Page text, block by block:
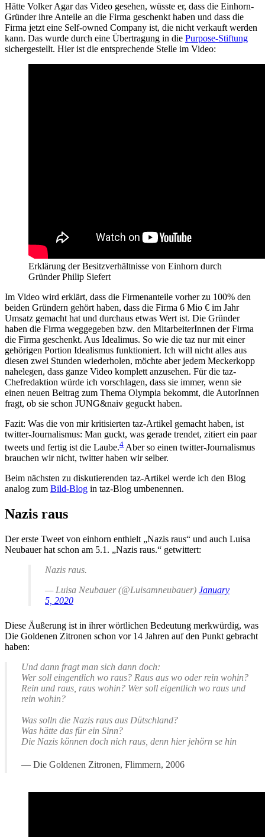
Hätte Volker Agar das Video gesehen, wüsste er, dass die Einhorn-
Gründer ihre Anteile an die Firma geschenkt haben und dass die
Firma jetzt eine Self-owned Company ist, die nicht verkauft werden
kann. Das wurde durch eine Übertragung in die Purpose-Stiftung
sichergestellt. Hier ist die entsprechende Stelle im Video:
Erklärung der Besitzverhältnisse von Einhorn durch
Gründer Philip Siefert
Im Video wird erklärt, dass die Firmenanteile vorher zu 100% den
beiden Gründern gehört haben, dass die Firma 6 Mio € im Jahr
Umsatz gemacht hat und durchaus etwas Wert ist. Die Gründer
haben die Firma weggegeben bzw. den MitarbeiterInnen der Firma
die Firma geschenkt. Aus Idealimus. So wie die taz nur mit einer
gehörigen Portion Idealismus funktioniert. Ich will nicht alles aus
diesen zwei Stunden wiederholen, möchte aber jedem Meckerkopp
nahelegen, dass ganze Video komplett anzusehen. Für die taz-
Chefredaktion würde ich vorschlagen, dass sie immer, wenn sie
einen neuen Beitrag zum Thema Olympia bekommt, die AutorInnen
fragt, ob sie schon JUNG&naiv geguckt haben.
Fazit: Was die von mir kritisierten taz-Artikel gemacht haben, ist
twitter-Journalismus: Man guckt, was gerade trendet, zitiert ein paar
tweets und fertig ist die Laube.4 Aber so einen twitter-Journalismus
brauchen wir nicht, twitter haben wir selber.
Beim nächsten zu diskutierenden taz-Artikel werde ich den Blog
analog zum Bild-Blog in taz-Blog umbenennen.
Nazis raus
Der erste Tweet von einhorn enthielt „Nazis raus“ und auch Luisa
Neubauer hat schon am 5.1. „Nazis raus.“ getwittert:
Nazis raus.
— Luisa Neubauer (@Luisamneubauer) January
5, 2020
Diese Äußerung ist in ihrer wörtlichen Bedeutung merkwürdig, was
Die Goldenen Zitronen schon vor 14 Jahren auf den Punkt gebracht
haben:
Und dann fragt man sich dann doch:
Wer soll eingentlich wo raus? Raus aus wo oder rein wohin?
Rein und raus, raus wohin? Wer soll eigentlich wo raus und
rein wohin?
Was solln die Nazis raus aus Dütschland?
Was hätte das für ein Sinn?
Die Nazis können doch nich raus, denn hier jehörn se hin
Die Goldenen Zitronen, Flimmern, 2006